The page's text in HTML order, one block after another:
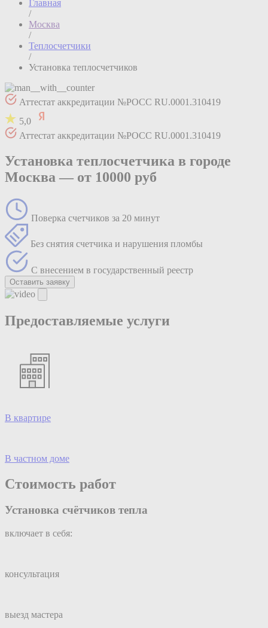
Главная
/
Москва
/
Теплосчетчики
/
Установка теплосчетчиков
Аттестат аккредитации №РОСС RU.0001.310419
5,0
Аттестат аккредитации №РОСС RU.0001.310419
Установка теплосчетчика в городе
Москва — от 10000 руб
Поверка счетчиков за 20 минут
Без снятия счетчика и нарушения пломбы
С внесением в государственный реестр
Оставить заявку
Предоставляемые услуги
В квартире
В частном доме
Стоимость работ
Установка счётчиков тепла
включает в себя:
консультация
выезд мастера